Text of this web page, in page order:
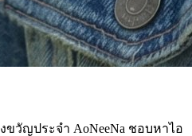
วัญประจำ AoNeeNa ชอบหาไอ